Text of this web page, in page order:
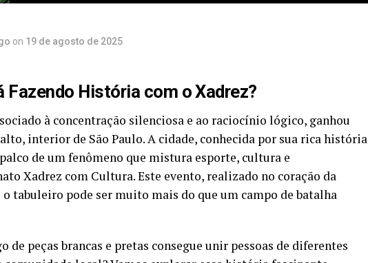
on 19 de agosto de 2025
Fazendo História com o Xadrez?
à concentração silenciosa e ao raciocínio lógico, ganhou
interior de São Paulo. A cidade, conhecida por sua rica história
de um fenômeno que mistura esporte, cultura e
Xadrez com Cultura. Este evento, realizado no coração da
o tabuleiro pode ser muito mais do que um campo de batalha
de peças brancas e pretas consegue unir pessoas de diferentes